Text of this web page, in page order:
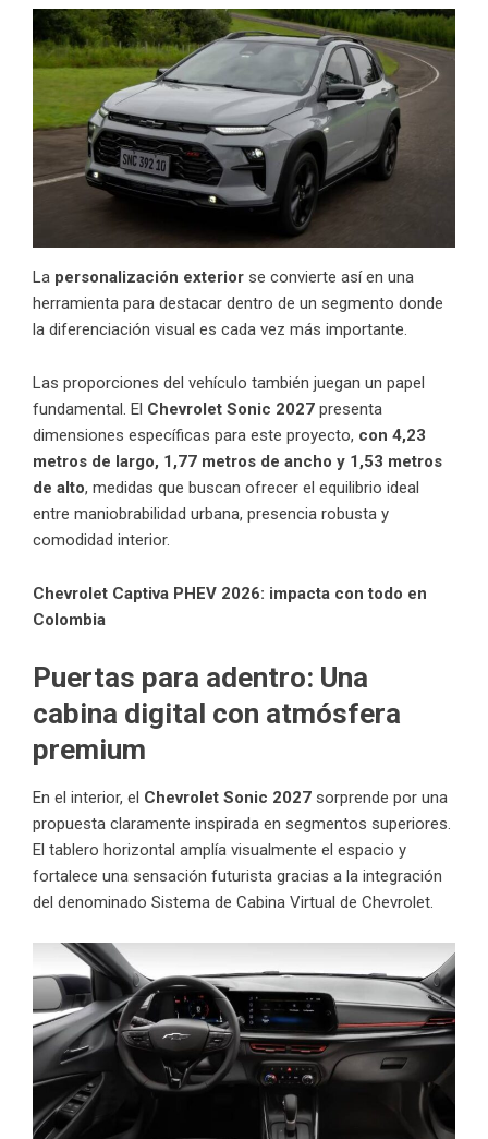
La personalización exterior se convierte así en una
herramienta para destacar dentro de un segmento donde
la diferenciación visual es cada vez más importante.
Las proporciones del vehículo también juegan un papel
fundamental. El Chevrolet Sonic 2027 presenta
dimensiones específicas para este proyecto, con 4,23
metros de largo, 1,77 metros de ancho y 1,53 metros
de alto, medidas que buscan ofrecer el equilibrio ideal
entre maniobrabilidad urbana, presencia robusta y
comodidad interior.
Chevrolet Captiva PHEV 2026: impacta con todo en
Colombia
Puertas para adentro: Una
cabina digital con atmósfera
premium
En el interior, el Chevrolet Sonic 2027 sorprende por una
propuesta claramente inspirada en segmentos superiores.
El tablero horizontal amplía visualmente el espacio y
fortalece una sensación futurista gracias a la integración
del denominado Sistema de Cabina Virtual de Chevrolet.